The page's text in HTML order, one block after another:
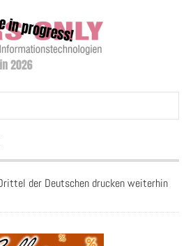
der Deutschen drucken weiterhin